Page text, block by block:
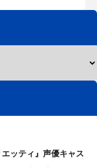
エッティ』声優キャス